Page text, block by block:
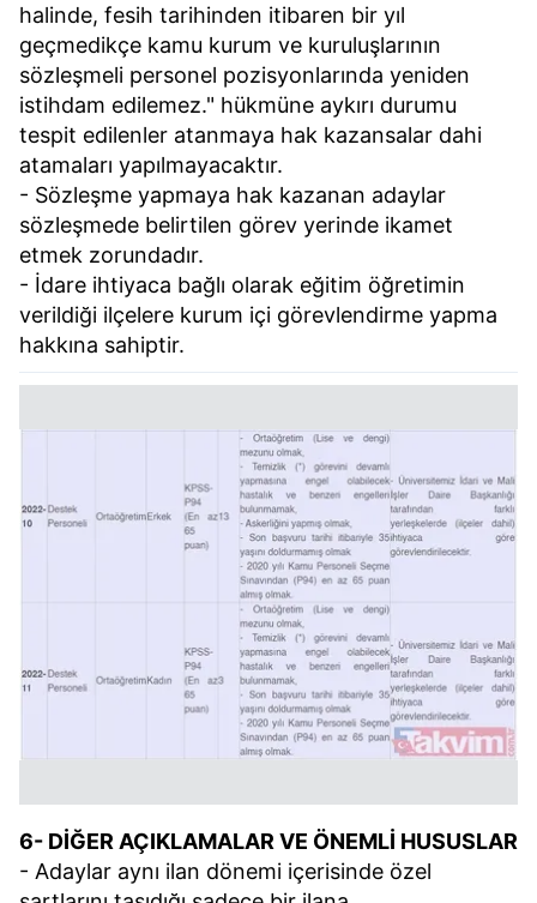
halinde, fesih tarihinden itibaren bir yıl
geçmedikçe kamu kurum ve kuruluşlarının
sözleşmeli personel pozisyonlarında yeniden
istihdam edilemez." hükmüne aykırı durumu
tespit edilenler atanmaya hak kazansalar dahi
atamaları yapılmayacaktır.
- Sözleşme yapmaya hak kazanan adaylar
sözleşmede belirtilen görev yerinde ikamet
etmek zorundadır.
- İdare ihtiyaca bağlı olarak eğitim öğretimin
verildiği ilçelere kurum içi görevlendirme yapma
hakkına sahiptir.
6- DİĞER AÇIKLAMALAR VE ÖNEMLİ HUSUSLAR
- Adaylar aynı ilan dönemi içerisinde özel